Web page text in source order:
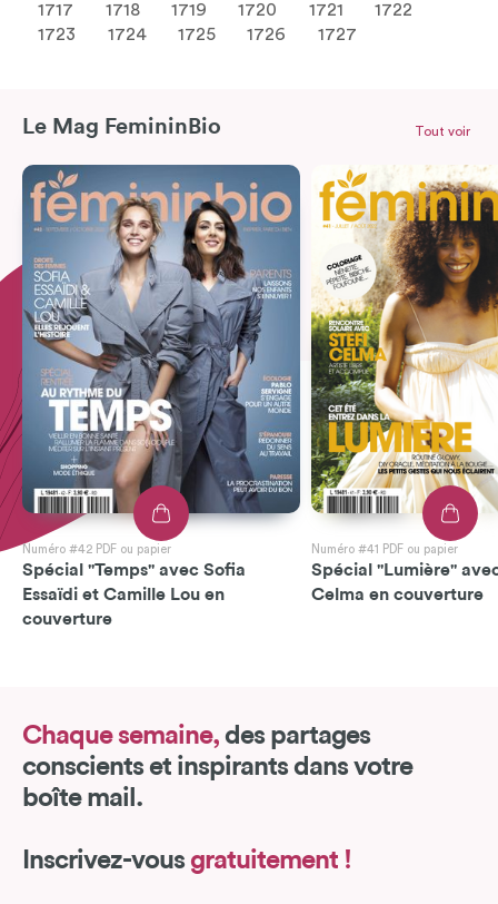
1717
1718 1719 1720 1721
1722
1723
1724 1725 1726 1727
Le Mag FemininBio
Numéro #42 PDF ou papier
Spécial "Temps" avec Sofia
Essaïdi et Camille Lou en
couverture
Numéro #41 PDF ou papier
Spécial "Lumière"
Celma en couverture
Tout voir
Chaque semaine, des partages
conscients et inspirants dans votre
boîte mail.
Inscrivez-vous gratuitement !